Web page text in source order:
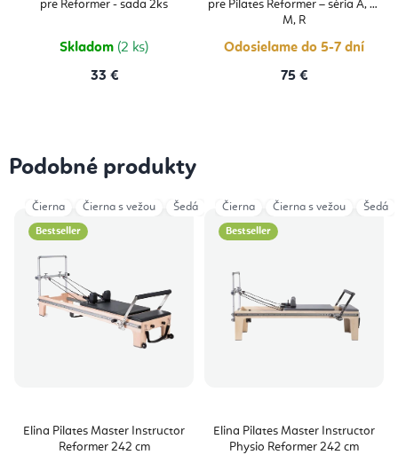
pre Reformer - sada 2ks
Skladom (2 ks)
33 €
pre Pilates Reformer – séria A, C,
M, R
Odosielame do 5-7 dní
75 €
Podobné produkty
Bestseller
Elina Pilates Master Instructor
Reformer 242 cm
Čierna Čierna s vežou Šedá Šedá s vežou
Bestseller
Elina Pilates Master Instructor
Physio Reformer 242 cm
Čierna Čierna s vežou Šedá